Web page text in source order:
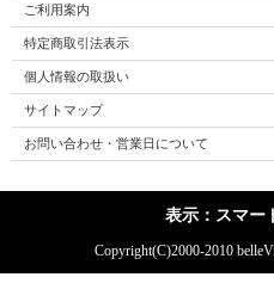
ご利用案内
特定商取引法表示
個人情報の取扱い
サイトマップ
お問い合わせ・営業日について
表示：スマー
Copyright(C)2000-2010